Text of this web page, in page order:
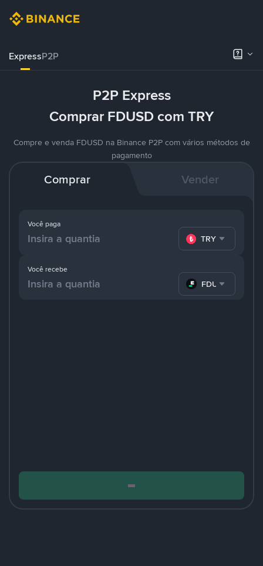
ExpressP2P
P2P Express
Comprar FDUSD com TRY
Compre e venda FDUSD na Binance P2P com vários métodos de
pagamento
Comprar Vender
Você paga
TRY
Você recebe
FDUSD